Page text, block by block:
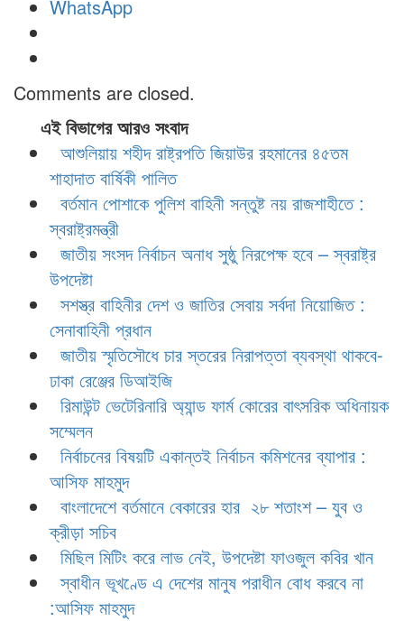
WhatsApp
Comments are closed.
এই বিভাগের আরও সংবাদ
আশুলিয়ায় শহীদ রাষ্ট্রপতি জিয়াউর রহমানের ৪৫তম
শাহাদাত বার্ষিকী পালিত
বর্তমান পোশাকে পুলিশ বাহিনী সন্তুষ্ট নয় রাজশাহীতে :
স্বরাষ্ট্রমন্ত্রী
জাতীয় সংসদ নির্বাচন অনাধ সুষ্ঠু নিরপেক্ষ হবে – স্বরাষ্ট্র
উপদেষ্টা
সশস্ত্র বাহিনীর দেশ ও জাতির সেবায় সর্বদা নিয়োজিত :
সেনাবাহিনী প্রধান
জাতীয় স্মৃতিসৌধে চার স্তরের নিরাপত্তা ব্যবস্থা থাকবে-
ঢাকা রেঞ্জের ডিআইজি
রিমাউন্ট ভেটেরিনারি অ্যান্ড ফার্ম কোরের বাৎসরিক অধিনায়ক
সম্মেলন
নির্বাচনের বিষয়টি একান্তই নির্বাচন কমিশনের ব্যাপার :
আসিফ মাহমুদ
বাংলাদেশে বর্তমানে বেকারের হার ২৮ শতাংশ – যুব ও
ক্রীড়া সচিব
মিছিল মিটিং করে লাভ নেই, উপদেষ্টা ফাওজুল কবির খান
স্বাধীন ভূখণ্ডে এ দেশের মানুষ পরাধীন বোধ করবে না
:আসিফ মাহমুদ